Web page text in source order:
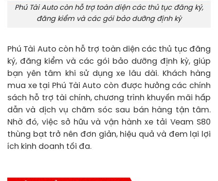
Phú Tài Auto còn hỗ trợ toàn diện các thủ tục đăng ký,
đăng kiểm và các gói bảo dưỡng định kỳ
Phú Tài Auto còn hỗ trợ toàn diện các thủ tục đăng
ký, đăng kiểm và các gói bảo dưỡng định kỳ, giúp
bạn yên tâm khi sử dụng xe lâu dài. Khách hàng
mua xe tại Phú Tài Auto còn được hưởng các chính
sách hỗ trợ tài chính, chương trình khuyến mãi hấp
dẫn và dịch vụ chăm sóc sau bán hàng tận tâm.
Nhờ đó, việc sở hữu và vận hành xe tải Veam S80
thùng bạt trở nên đơn giản, hiệu quả và đem lại lợi
ích kinh doanh tối đa.